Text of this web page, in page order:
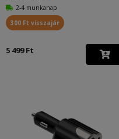
2-4 munkanap
300 Ft visszajár
5 499 Ft